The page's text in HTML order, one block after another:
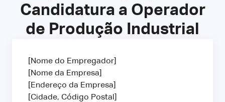
Candidatura a Operador
de Produção Industrial
[Nome do Empregador]
[Nome da Empresa]
[Endereço da Empresa]
[Cidade, Código Postal]